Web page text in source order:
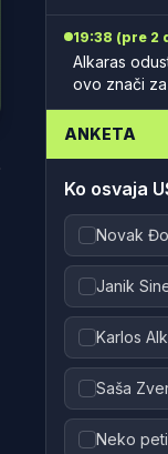
19:38 (pre 2
Alkaras
ovo znači
ANKETA
Ko osvaja
Novak
Janik
Karlos
Saša
Neko peti